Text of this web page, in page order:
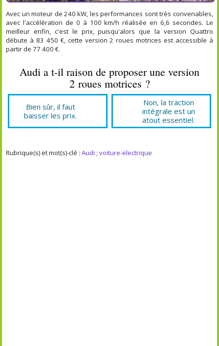
Avec un moteur de 240 kW, les performances sont très convenables,
avec l'accélération de 0 à 100 km/h réalisée en 6,6 secondes. Le
meilleur enfin, c'est le prix, puisqu'alors que la version Quattro
débute à 83 450 €, cette version 2 roues motrices est accessible à
partir de 77 400 €.
Audi a t-il raison de proposer une version
2 roues motrices ?
Bien sûr, il faut
baisser les prix.
Non, la traction
intégrale est un
atout essentiel.
Rubrique(s) et mot(s)-clé :Audi ;voiture-electrique